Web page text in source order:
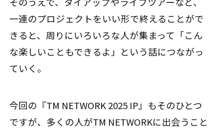
一連のプロジェクトをいい形で終えることがで
きると、周りにいろいろな人が集まって「こん
な楽しいこともできるよ」という話につながっ
ていく。
今回の『TM NETWORK 2025 IP』もそのひとつ
ですが、多くの人がTM NETWORKに出会うこと